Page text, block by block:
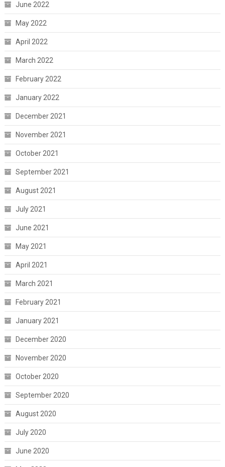
June 2022
May 2022
April 2022
March 2022
February 2022
January 2022
December 2021
November 2021
October 2021
September 2021
August 2021
July 2021
June 2021
May 2021
April 2021
March 2021
February 2021
January 2021
December 2020
November 2020
October 2020
September 2020
August 2020
July 2020
June 2020